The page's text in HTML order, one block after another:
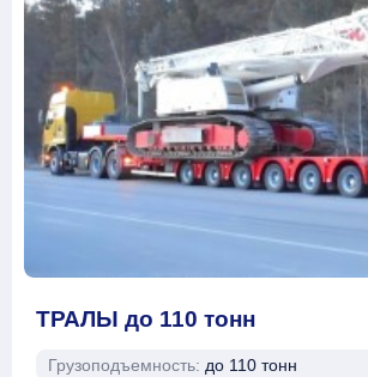
ТРАЛЫ до 110 тонн
Грузоподъемность: до 110 тонн